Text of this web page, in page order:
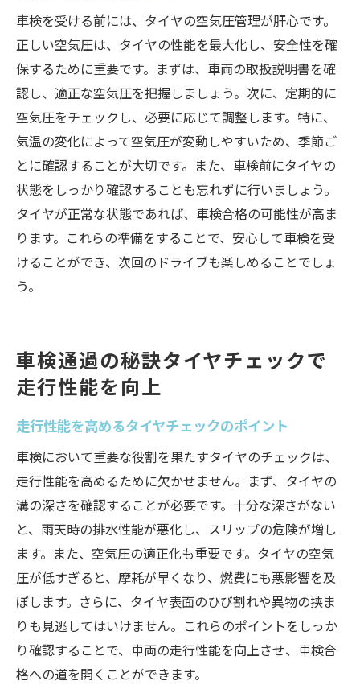
車検を受ける前には、タイヤの空気圧管理が肝心です。
正しい空気圧は、タイヤの性能を最大化し、安全性を確
保するために重要です。まずは、車両の取扱説明書を確
認し、適正な空気圧を把握しましょう。次に、定期的に
空気圧をチェックし、必要に応じて調整します。特に、
気温の変化によって空気圧が変動しやすいため、季節ご
とに確認することが大切です。また、車検前にタイヤの
状態をしっかり確認することも忘れずに行いましょう。
タイヤが正常な状態であれば、車検合格の可能性が高ま
ります。これらの準備をすることで、安心して車検を受
けることができ、次回のドライブも楽しめることでしょ
う。
車検通過の秘訣タイヤチェックで
走行性能を向上
走行性能を高めるタイヤチェックのポイント
車検において重要な役割を果たすタイヤのチェックは、
走行性能を高めるために欠かせません。まず、タイヤの
溝の深さを確認することが必要です。十分な深さがない
と、雨天時の排水性能が悪化し、スリップの危険が増し
ます。また、空気圧の適正化も重要です。タイヤの空気
圧が低すぎると、摩耗が早くなり、燃費にも悪影響を及
ぼします。さらに、タイヤ表面のひび割れや異物の挟ま
りも見逃してはいけません。これらのポイントをしっか
り確認することで、車両の走行性能を向上させ、車検合
格への道を開くことができます。